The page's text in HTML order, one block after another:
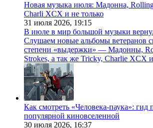
Новая музыка июля: Мадонна,
Charli XCX и не только
31 июля 2026, 19:15
В июле в мир большой музыки
Слушаем новые альбомы ветеранов
степени «выдержки» — Мадонны,
Strokes, а так же Tricky, Charlie XCX
Как смотреть «Человека-паука»: гид
популярной киновселенной
30 июля 2026, 16:37